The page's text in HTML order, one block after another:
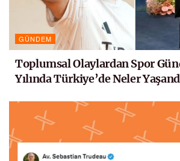
GÜNDEM
Toplumsal Olaylardan Spor
Yılında Türkiye’de Neler